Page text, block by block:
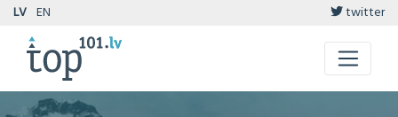
LV EN twitter